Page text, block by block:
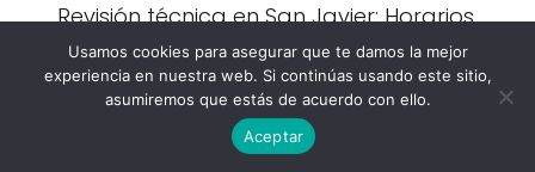
Revisión técnica en San Javier: Horarios,
valores y reserva de hora online
Revisión técnica en San Joaquin:
Horarios, valores y reserva de hora
Usamos cookies para asegurar que te damos la mejor
experiencia en nuestra web. Si continúas usando este sitio,
asumiremos que estás de acuerdo con ello.
Aceptar